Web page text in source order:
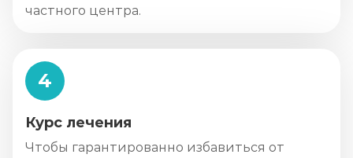
частного центра.
4
Курс лечения
Чтобы гарантированно избавиться от